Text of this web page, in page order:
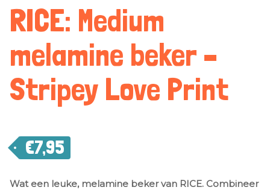
RICE: Medium
melamine beker –
Stripey Love Print
€7,95
Wat een leuke, melamine beker van RICE. Combineer